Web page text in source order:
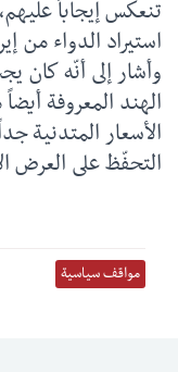
تنعكس إيجاباً
استيراد الدواء من
وأشار إلى أنّه كان
الهند المعروفة
الأسعار المتدنية
التحفّظ على العرض
مواقف سياسية